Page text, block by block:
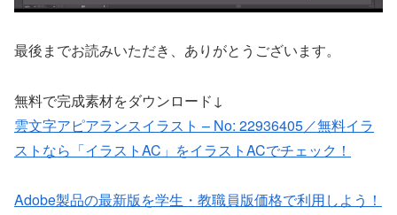
最後までお読みいただき、ありがとうございます。
無料で完成素材をダウンロード↓
雲文字アピアランスイラスト – No: 22936405／無料イラ
ストなら「イラストAC」をイラストACでチェック！
Adobe製品の最新版を学生・教職員版価格で利用しよう！